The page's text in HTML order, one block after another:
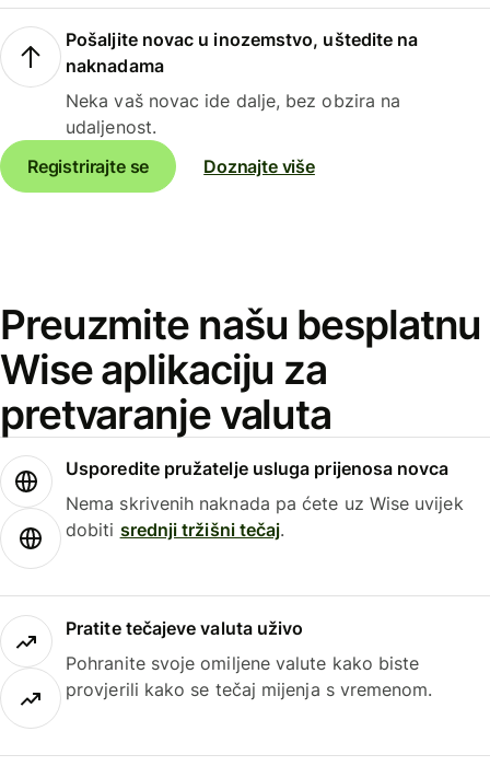
Pošaljite novac u inozemstvo, uštedite na
naknadama
Neka vaš novac ide dalje, bez obzira na
udaljenost.
Registrirajte se
Doznajte više
Preuzmite našu besplatnu
Wise aplikaciju za
pretvaranje valuta
Usporedite pružatelje usluga prijenosa novca
Nema skrivenih naknada pa ćete uz Wise uvijek
dobiti srednji tržišni tečaj.
Pratite tečajeve valuta uživo
Pohranite svoje omiljene valute kako biste
provjerili kako se tečaj mijenja s vremenom.